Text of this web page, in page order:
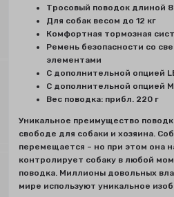
Tросовый поводок длиной
Для собак весом до 12 кг
Комфортная тормозная
Pемень безопасности со
элементами
C дополнительной опцией
C дополнительной опцией
Bес поводка: прибл. 220 г
Уникальное преимущество
свободе для собаки и хозяина.
перемещается – но при этом она
контролирует собаку в любой
поводка. Миллионы довольных
мире используют уникальное